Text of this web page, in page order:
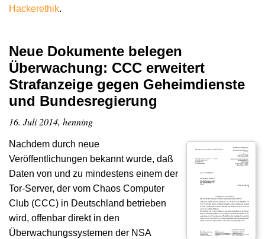
Hacker­ethik.
Neue Dokumente belegen
Überwachung: CCC erweitert
Strafanzeige gegen Geheimdienste
und Bundesregierung
16. Juli 2014, henning
Nachdem durch neue
Veröffentlichungen bekannt wurde, daß
Daten von und zu mindestens einem der
Tor-Server, der vom Chaos Computer
Club (CCC) in Deutschland betrieben
wird, offenbar direkt in den
Überwachungssystemen der NSA